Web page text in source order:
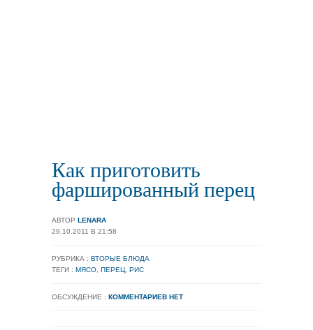
Как приготовить
фаршированный перец
АВТОР LENARA
29.10.2011 В 21:58
РУБРИКА : ВТОРЫЕ БЛЮДА
ТЕГИ : МЯСО, ПЕРЕЦ, РИС
ОБСУЖДЕНИЕ : КОММЕНТАРИЕВ НЕТ